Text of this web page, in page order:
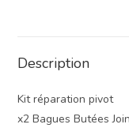
Description
Kit réparation pivot
x2 Bagues Butées